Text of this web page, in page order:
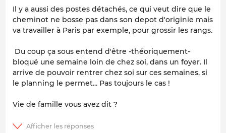
Il y a aussi des postes détachés, ce qui veut dire que le
cheminot ne bosse pas dans son depot d'originie mais
va travailler à Paris par exemple, pour grossir les rangs.
Du coup ça sous entend d'être -théoriquement-
bloqué une semaine loin de chez soi, dans un foyer. Il
arrive de pouvoir rentrer chez soi sur ces semaines, si
le planning le permet... Pas toujours le cas !
Vie de famille vous avez dit ?